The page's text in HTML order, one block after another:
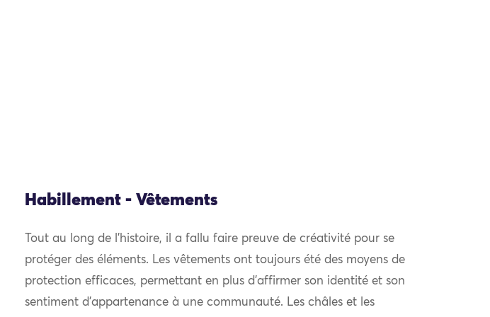
Habillement - Vêtements
Tout au long de l’histoire, il a fallu faire preuve de créativité pour se
protéger des éléments. Les vêtements ont toujours été des moyens de
protection efficaces, permettant en plus d’affirmer son identité et son
sentiment d’appartenance à une communauté. Les châles et les